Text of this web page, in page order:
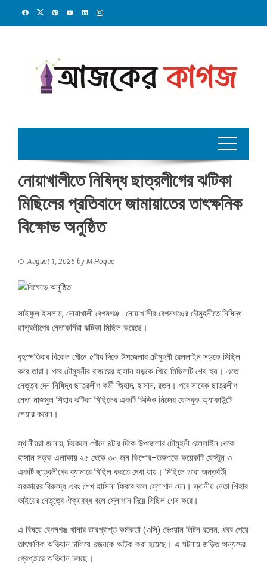
নোয়াখালীতে নিষিদ্ধ ছাত্রলীগের ঝটিকা
মিছিলের প্রতিবাদে জামায়াতের তাৎক্ষনিক
বিক্ষোভ অনুষ্ঠিত
August 1, 2025 by M Hoque
সাইফুল ইসলাম, নোয়াখালী বেগমগঞ্জ : নোয়াখালীর বেগমগঞ্জের চৌমুহনীতে নিষিদ্ধ
ছাত্রলীগের নেতাকর্মিরা ঝটিকা মিছিল করেছে।
বৃহস্পতিবার বিকেল পৌনে ৫টার দিকে উপজেলার চৌমুহনী রেললাইন সড়কে মিছিল
করে তারা। পরে চৌমুহনীর বাজারের হাসান সড়কে গিয়ে মিছিলটি শেষ হয়। এতে
নেতৃত্ব দেন নিষিদ্ধ ছাত্রলীগ কর্মী জিহাদ, হাসান, রতন। পরে সাবেক ছাত্রলীগ
নেতা নাজমুল শিহাব ঝটিকা মিছিলের একটি ভিডিও নিজের ফেসবুক অ্যাকাউন্টে
শেয়ার করেন।
স্থানীয়রা জানায়, বিকেলে পৌনে ৪টার দিকে উপজেলার চৌমুহনী রেললাইন থেকে
হাসান সড়ক এলাকায় ২৫ থেকে ৩০ জন কিশোর–তরুণকে কয়েকটি ফেস্টুন ও
একটি ছাত্রলীগের ব্যানারে মিছিল করতে দেখা যায়। মিছিলে তারা অন্তর্বর্তী
সরকারের বিরুদ্ধে এবং শেখ হাসিনা ফিরবে বলে স্লোগান দেন। স্থানীয় নেতা শিহাব
ভাইয়ের নেতৃত্বে ঐক্যবব্ধ বলে স্লোগান দিয়ে মিছিল শেষ করে।
এ বিষয়ে বেগমগঞ্জ থানার ভারপ্রাপ্ত কর্মকর্তা (ওসি) দেওয়ান লিটন বলেন, খবর পেয়ে
তাৎক্ষণিক অভিযান চালিয়ে ৪জনকে আটক করা হয়েছে। এ ঘটনায় জড়িত অন্যদের
গ্রেপ্তারে অভিযান চলছে।